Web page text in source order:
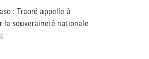
: Traoré appelle à
la souveraineté nationale